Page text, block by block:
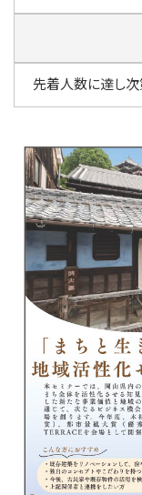
先着人数に達し次